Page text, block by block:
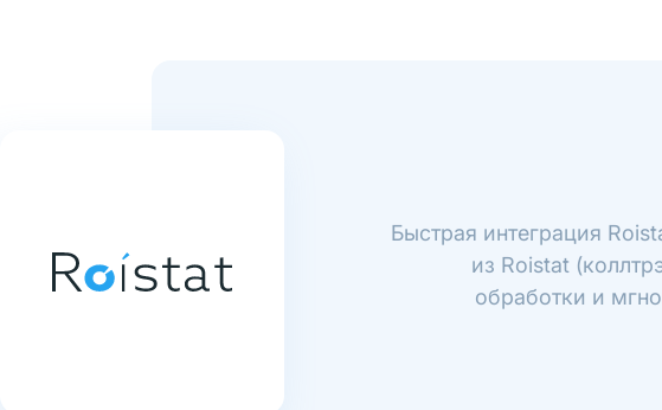
Быстрая интеграция
из Roistat
обработки и